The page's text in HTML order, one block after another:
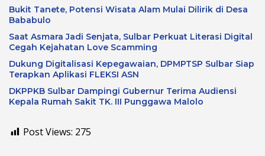
Bukit Tanete, Potensi Wisata Alam Mulai Dilirik di Desa
Bababulo
Saat Asmara Jadi Senjata, Sulbar Perkuat Literasi Digital
Cegah Kejahatan Love Scamming
Dukung Digitalisasi Kepegawaian, DPMPTSP Sulbar Siap
Terapkan Aplikasi FLEKSI ASN
DKPPKB Sulbar Dampingi Gubernur Terima Audiensi
Kepala Rumah Sakit TK. III Punggawa Malolo
Post Views: 275